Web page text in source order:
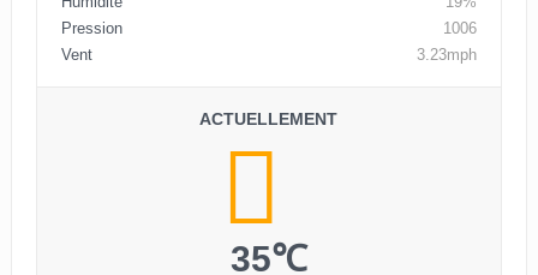
Pression
1006
Vent
3.23mph
ACTUELLEMENT
35℃